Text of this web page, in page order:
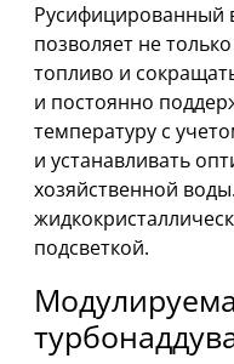
Русифицированный
позволяет не
топливо и
и постоянно
температуру с
и устанавливать
хозяйственной
подсветкой.